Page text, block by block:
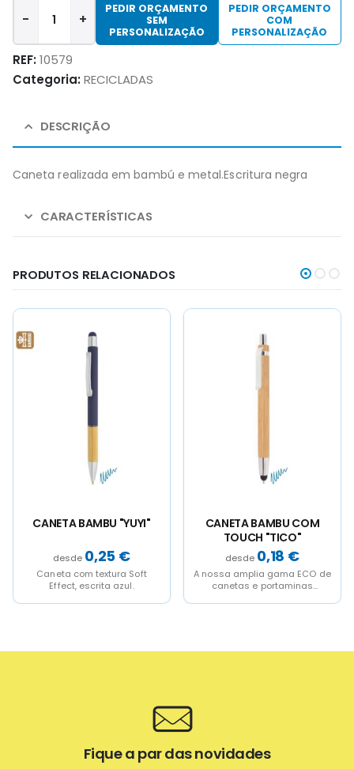
- +
PEDIR ORÇAMENTO
SEM
PERSONALIZAÇÃO
PEDIR ORÇAMENTO
COM
PERSONALIZAÇÃO
REF:10579
Categoria:RECICLADAS
DESCRIÇÃO
Caneta realizada em bambú e metal.Escritura negra
CARACTERÍSTICAS
PRODUTOS RELACIONADOS
"YUYI"
€
textura Soft
escrita azul.
CANETA BAMBU COM
TOUCH "TICO"
A nossa amplia gama ECO de
canetas e portaminas
realizados en
CANETA
Caneta
reciclado e
material
Fique a par das novidades